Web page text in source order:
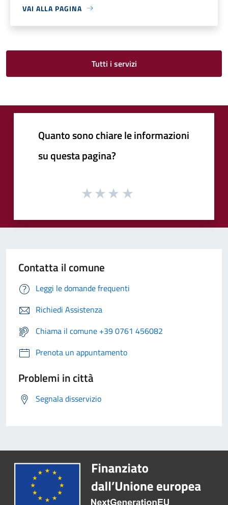
VAI ALLA PAGINA
Tutti i servizi
Quanto sono chiare le informazioni
su questa pagina?
Contatta il comune
Leggi le domande frequenti
Richiedi Assistenza
Chiama il comune +39 0761 456082
Prenota un appuntamento
Problemi in città
Segnala disservizio